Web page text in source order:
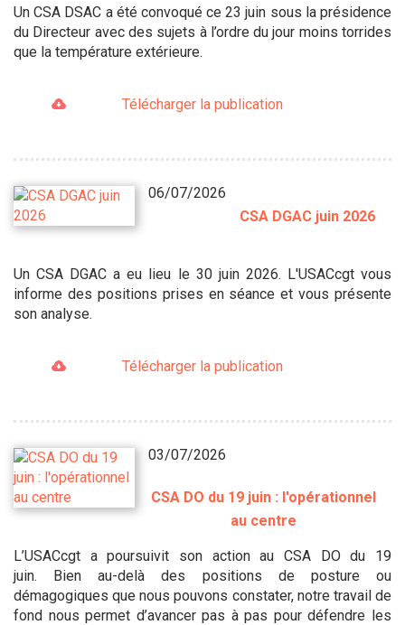
Un CSA DSAC a été convoqué ce 23 juin sous la présidence
du Directeur avec des sujets à l’ordre du jour moins torrides
que la température extérieure.
Télécharger la publication
06/07/2026
CSA DGAC juin 2026
Un CSA DGAC a eu lieu le 30 juin 2026. L'USACcgt vous
informe des positions prises en séance et vous présente
son analyse.
Télécharger la publication
03/07/2026
CSA DO du 19 juin : l'opérationnel
au centre
L’USACcgt a poursuivit son action au CSA DO du 19
juin. Bien au-delà des positions de posture ou
démagogiques que nous pouvons constater, notre travail de
fond nous permet d’avancer pas à pas pour défendre les